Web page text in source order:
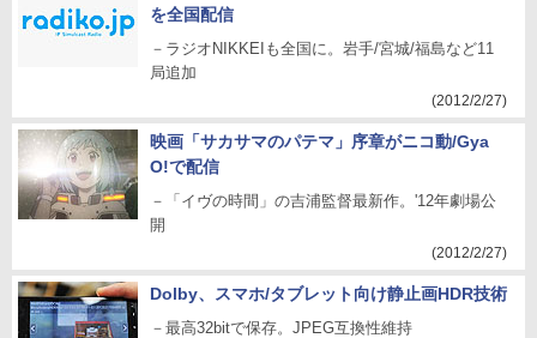
を全国配信
－ラジオNIKKEIも全国に。岩手/宮城/福島など11
局追加
(2012/2/27)
映画「サカサマのパテマ」序章がニコ動/Gya
O!で配信
－「イヴの時間」の吉浦監督最新作。'12年劇場公
開
(2012/2/27)
Dolby、スマホ/タブレット向け静止画HDR技術
－最高32bitで保存。JPEG互換性維持